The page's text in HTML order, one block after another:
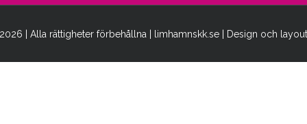
| Alla rättigheter förbehållna | limhamnskk.se | Design och